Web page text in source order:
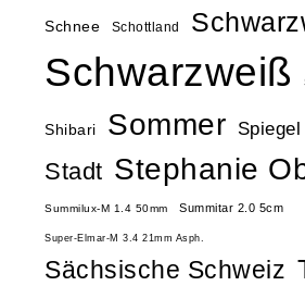
Schnee Schottland
Schwarzweiß
Shibari Sommer Spiegel
Stadt Stephanie
Summilux-M 1.4 50mm Summitar 2.0 5cm
Super-Elmar-M 3.4 21mm Asph.
Sächsische Schweiz